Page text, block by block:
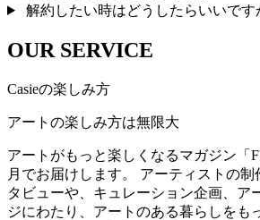
解約したい時はどうしたらいいです
OUR SERVICE
Casieの楽しみ方
アートの楽しみ方は無限大
アートがもっと楽しくなるマガジン「
月でお届けします。 アーティストの
タビューや、キュレーション企画、ア
ジにわたり、アートのある暮らしをも